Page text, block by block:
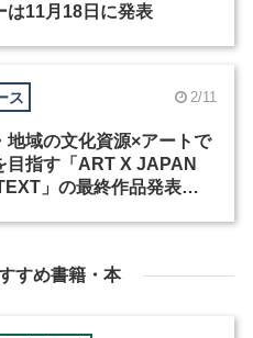
は11月18日に発表
ス 2/11
地域の文化資源×アートで
目指す「ART X JAPAN
」の最終作品発表・
すめ書籍・本